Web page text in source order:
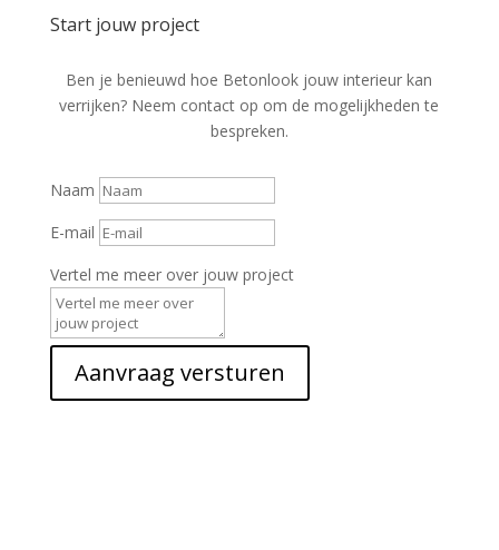
Start jouw project
Ben je benieuwd hoe Betonlook jouw interieur kan
verrijken? Neem contact op om de mogelijkheden te
bespreken.
Naam
E-mail
Vertel me meer over jouw project
Aanvraag versturen